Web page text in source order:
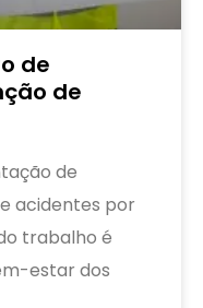
de
de
de
acidentes por
trabalho é
estar dos